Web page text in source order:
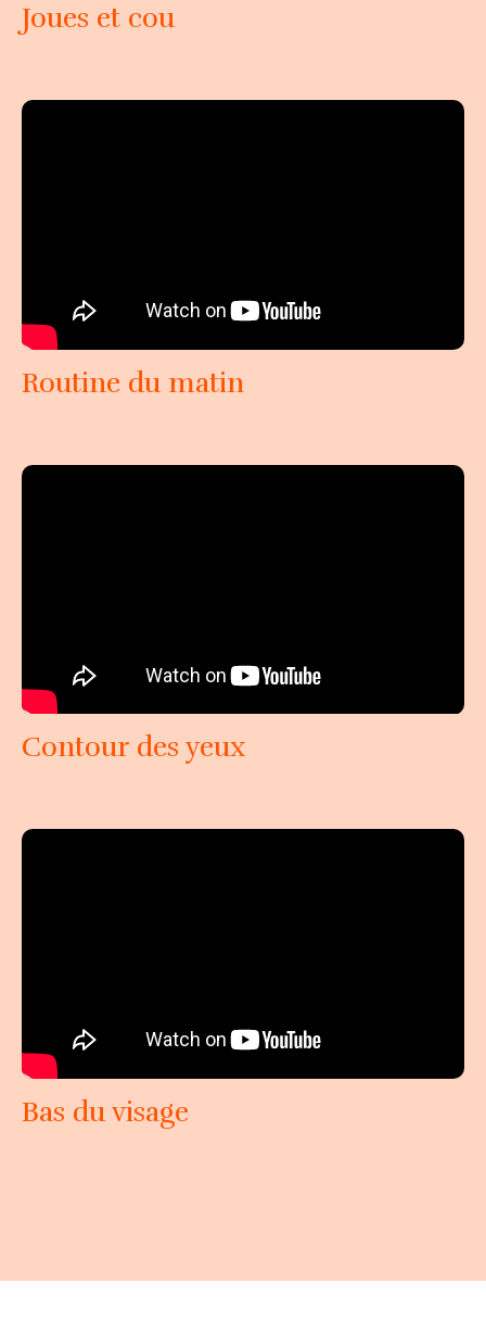
Joues et cou
Routine du matin
Contour des yeux
Bas du visage